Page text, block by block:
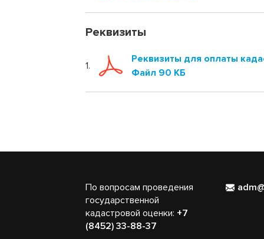
Реквизиты
1.
Реквизиты для оплаты
Файл 90 КБ
По вопросам проведения
государственной
кадастровой оценки: +7
(8452) 33-88-37